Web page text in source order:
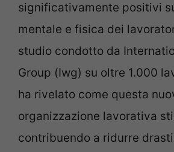
significativamente positivi
mentale e fisica dei
studio condotto da
Group (Iwg) su oltre 1.000
ha rivelato come questa
organizzazione lavorativa
contribuendo a ridurre